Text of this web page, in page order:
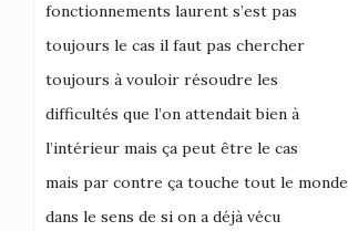
fonctionnements laurent s’est pas
toujours le cas il faut pas chercher
toujours à vouloir résoudre les
difficultés que l’on attendait bien à
l’intérieur mais ça peut être le cas
mais par contre ça touche tout le monde
dans le sens de si on a déjà vécu